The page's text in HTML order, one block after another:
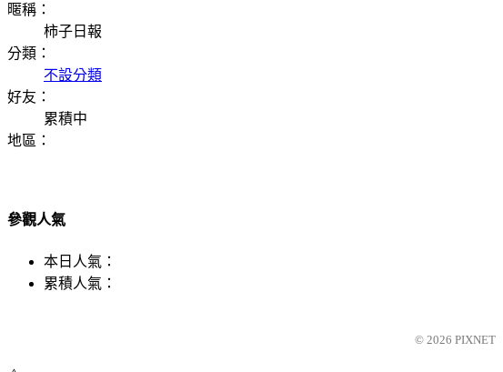
暱稱：
柿子日報
分類：
不設分類
好友：
累積中
地區：
參觀人氣
本日人氣：
累積人氣：
© 2026 PIXNET